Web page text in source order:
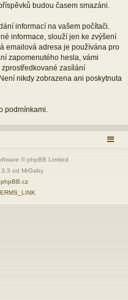
budou časem smazáni.
informací na vašem počítači.
informace, slouží jen ke zvýšení
emailová adresa je používána pro
zapomenutého hesla, vámi
zasílání
nikdy zobrazena ani poskytnuta
podmínkami.
© phpBB Limited
od MrGaby
phpBB.cz